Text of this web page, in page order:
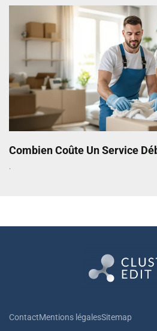
Combien Coûte Un Service
ContactMentions légalesSitemap